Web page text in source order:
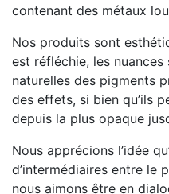
contenant des métaux
Nos produits sont
est réfléchie, les
naturelles des pigments
des effets, si bien qu’ils
depuis la plus opaque
Nous apprécions l’idée
d’intermédiaires entre le
nous aimons être en